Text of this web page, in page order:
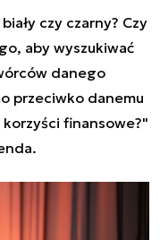
czy czarny? Czy
aby wyszukiwać
danego
przeciwko danemu
finansowe?"